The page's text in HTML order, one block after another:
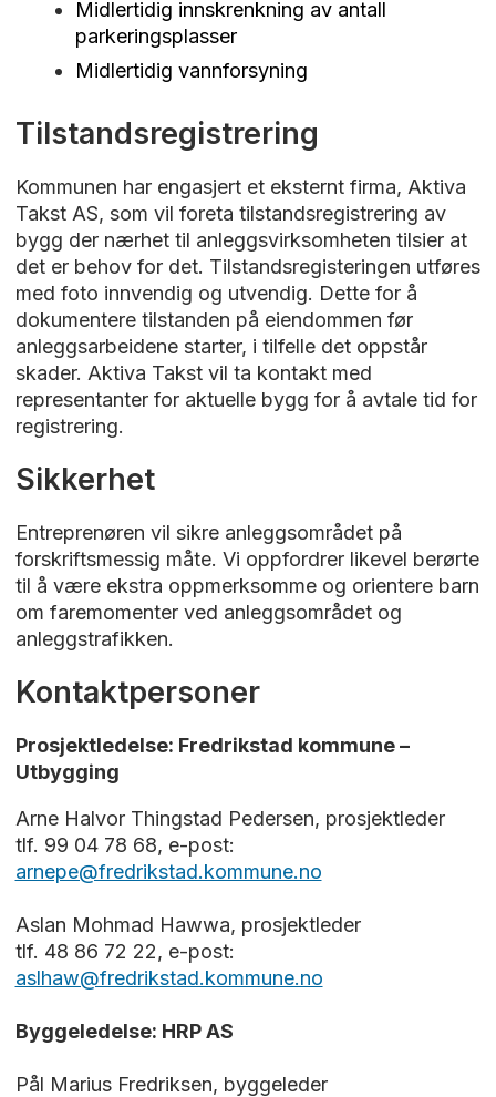
Midlertidig innskrenkning av antall
parkeringsplasser
Midlertidig vannforsyning
Tilstandsregistrering
Kommunen har engasjert et eksternt firma, Aktiva
Takst AS, som vil foreta tilstandsregistrering av
bygg der nærhet til anleggsvirksomheten tilsier at
det er behov for det. Tilstandsregisteringen utføres
med foto innvendig og utvendig. Dette for å
dokumentere tilstanden på eiendommen før
anleggsarbeidene starter, i tilfelle det oppstår
skader. Aktiva Takst vil ta kontakt med
representanter for aktuelle bygg for å avtale tid for
registrering.
Sikkerhet
Entreprenøren vil sikre anleggsområdet på
forskriftsmessig måte. Vi oppfordrer likevel berørte
til å være ekstra oppmerksomme og orientere barn
om faremomenter ved anleggsområdet og
anleggstrafikken.
Kontaktpersoner
Prosjektledelse: Fredrikstad kommune –
Utbygging
Arne Halvor Thingstad Pedersen, prosjektleder
tlf. 99 04 78 68, e-post:
arnepe@fredrikstad.kommune.no
Aslan Mohmad Hawwa, prosjektleder
tlf. 48 86 72 22, e-post:
aslhaw@fredrikstad.kommune.no
Byggeledelse: HRP AS
Pål Marius Fredriksen, byggeleder